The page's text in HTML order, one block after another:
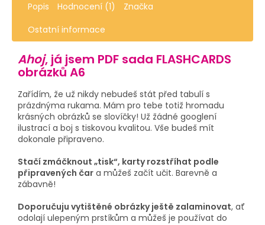
Popis Hodnocení (1)
Značka
Ostatní informace
Ahoj, já jsem PDF sada FLASHCARDS
obrázků A6
Zařídím, že už nikdy nebudeš stát před tabulí s
prázdnýma rukama. Mám pro tebe totiž hromadu
krásných obrázků se slovíčky! Už žádné googlení
ilustrací a boj s tiskovou kvalitou. Vše budeš mít
dokonale připraveno.
Stačí zmáčknout „tisk“, karty rozstříhat podle
připravených čar a můžeš začít učit. Barevně a
zábavně!
Doporučuju vytištěné obrázky ještě zalaminovat, ať
odolají ulepeným prstíkům a můžeš je používat do